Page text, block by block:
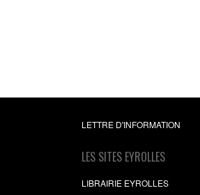
LETTRE D'INFORMATION
LES SITES EYROLLES
LIBRAIRIE EYROLLES